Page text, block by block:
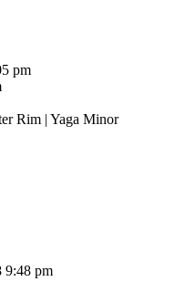
pm
Rim | Yaga Minor
9:48 pm